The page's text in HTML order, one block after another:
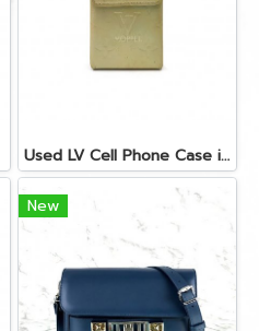
Used LV Cell Phone Case in Green Vernis GHW
New